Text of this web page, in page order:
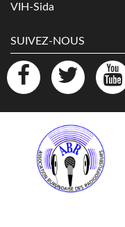
VIH-Sida
SUIVEZ-NOUS